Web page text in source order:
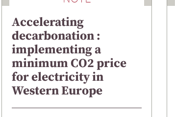
Accelerating
decarbonation :
implementing a
minimum CO2 price
for electricity in
Western Europe